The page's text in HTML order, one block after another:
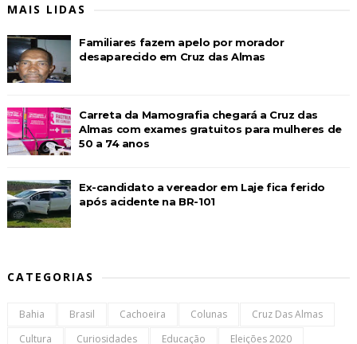
MAIS LIDAS
Familiares fazem apelo por morador
desaparecido em Cruz das Almas
Carreta da Mamografia chegará a Cruz das
Almas com exames gratuitos para mulheres de
50 a 74 anos
Ex-candidato a vereador em Laje fica ferido
após acidente na BR-101
CATEGORIAS
Bahia Brasil Cachoeira Colunas
Cruz Das Almas
Cultura
Curiosidades Educação
Eleições 2020